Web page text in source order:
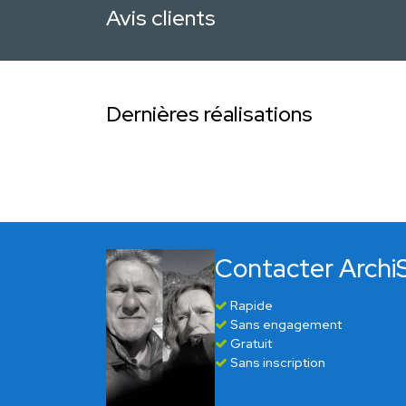
Avis clients
Dernières réalisations
Contacter
Rapide
Sans engagement
Gratuit
Sans inscription